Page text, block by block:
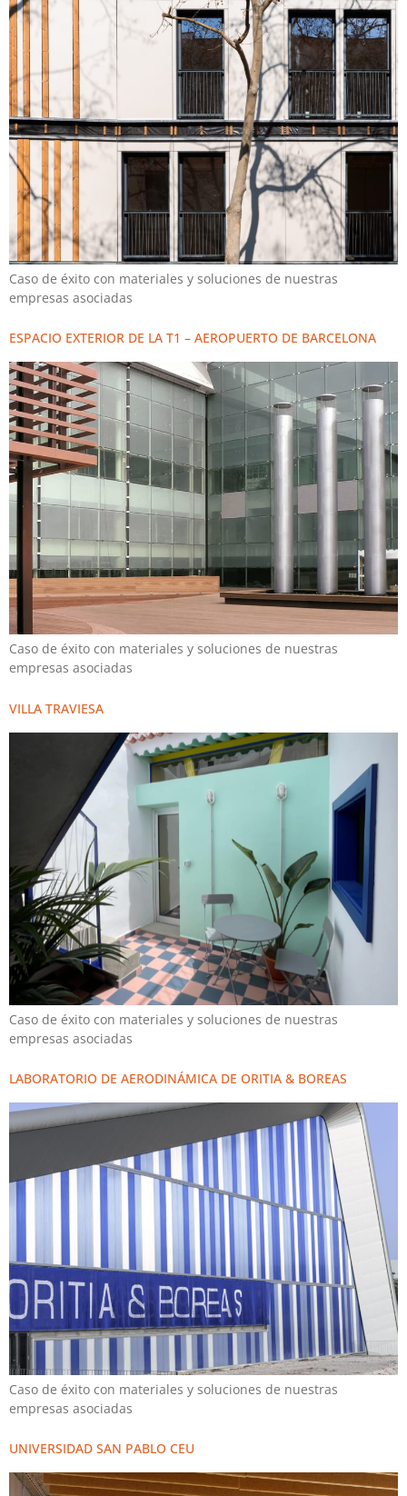
Caso de éxito con materiales y soluciones de nuestras
empresas asociadas
ESPACIO EXTERIOR DE LA T1 – AEROPUERTO DE BARCELONA
Caso de éxito con materiales y soluciones de nuestras
empresas asociadas
VILLA TRAVIESA
Caso de éxito con materiales y soluciones de nuestras
empresas asociadas
LABORATORIO DE AERODINÁMICA DE ORITIA & BOREAS
Caso de éxito con materiales y soluciones de nuestras
empresas asociadas
UNIVERSIDAD SAN PABLO CEU